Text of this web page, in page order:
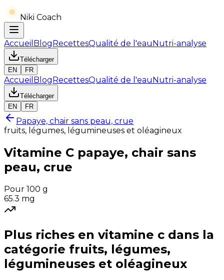
Niki Coach
Accueil BlogRecettesQualité de l'eauNutri-analyse
Télécharger
EN
FR
Accueil BlogRecettesQualité de l'eauNutri-analyse
Télécharger
EN
FR
Papaye, chair sans peau, crue
fruits, légumes, légumineuses et oléagineux
Vitamine C papaye, chair sans
peau, crue
Pour 100 g
65.3 mg
Plus riches en vitamine c dans la
catégorie fruits, légumes,
légumineuses et oléagineux